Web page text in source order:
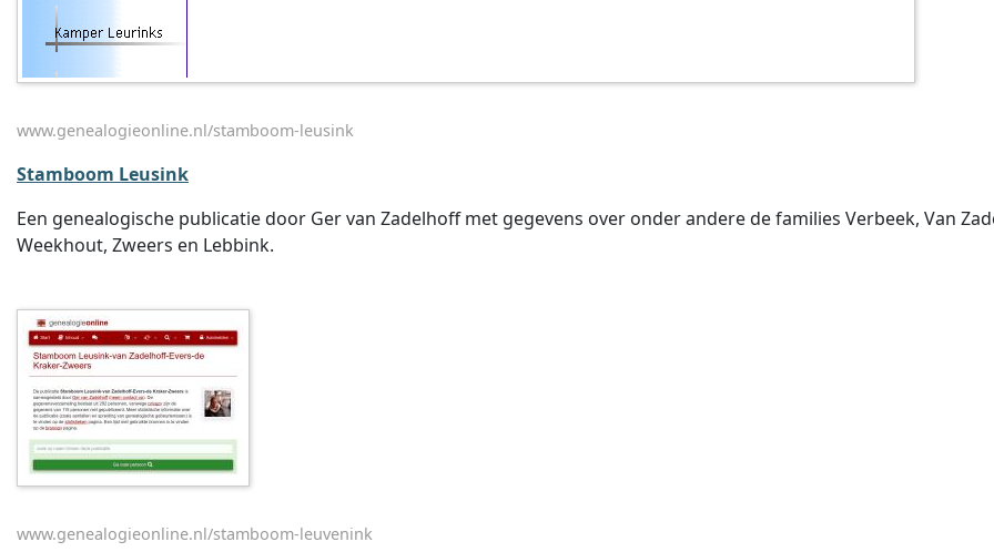
www.genealogieonline.nl/stamboom-leusink
Stamboom Leusink
Een genealogische publicatie door Ger van Zadelhoff met gegevens over onder andere de families Verbeek, Van
Weekhout, Zweers en Lebbink.
www.genealogieonline.nl/stamboom-leuvenink